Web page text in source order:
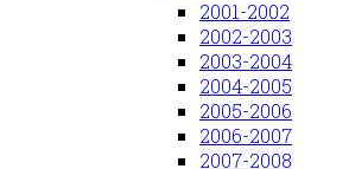
2001-2002
2002-2003
2003-2004
2004-2005
2005-2006
2006-2007
2007-2008